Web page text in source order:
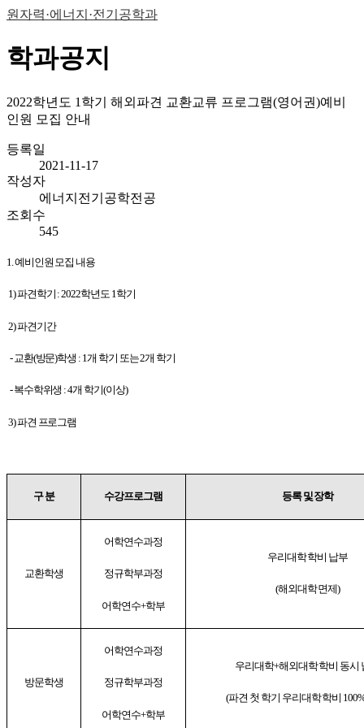
원자력·에너지·전기공학과
학과공지
2022학년도 1학기 해외파견 교환교류 프로그램(영어권)예비
인원 모집 안내
등록일
2021-11-17
작성자
에너지전기공학전공
조회수
545
1. 예비인원 모집 내용
1)파견학기 : 2022학년도 1학기
2)파견기간
- 교환(방문)학생 : 1 개 학기 또는2개 학기
-복수학위생 : 4개 학기(이상)
3)파견 프로그램
구 분 수강프로그램 등록 및 장학
교환학생
어학연수과정
정규학부과정
어학연수+학부
우리대학 학비 납부
(해외대학 면제)
방문학생
어학연수과정
정규학부과정
어학연수+학부
우리대학+해외대학 학비 동시
(파견 첫 학기 우리대학 학비